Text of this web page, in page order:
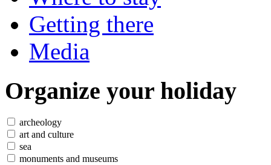
Getting there
Media
Organize your holiday
archeology
art and culture
sea
monuments and museums